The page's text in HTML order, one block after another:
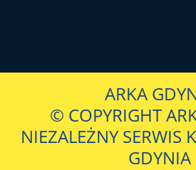
ARKA
© COPYRIGHT
NIEZALEŻNY SERWIS
GDYNIA